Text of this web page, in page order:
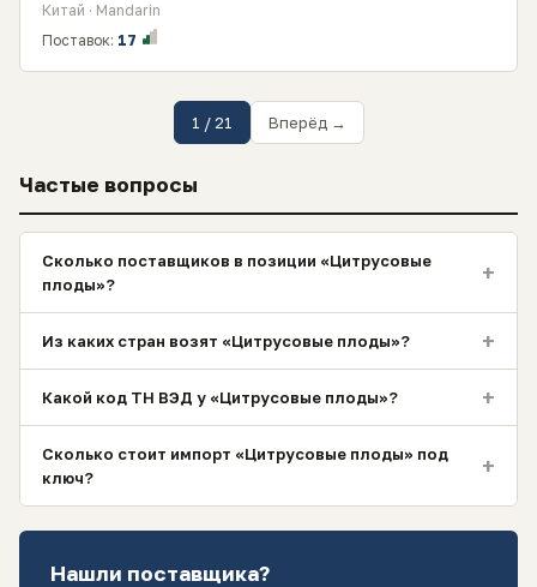
Китай · Mandarin
Поставок: 17
1 / 21 Вперёд →
Частые вопросы
Сколько поставщиков в позиции «Цитрусовые
плоды»?
+
Из каких стран возят «Цитрусовые плоды»? +
Какой код ТН ВЭД у «Цитрусовые плоды»? +
Сколько стоит импорт «Цитрусовые плоды» под
ключ?
+
Нашли поставщика?